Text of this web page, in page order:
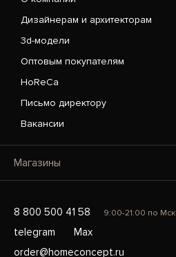
Дизайнерам и архитекторам
3d-модели
Оптовым покупателям
HoReCa
Письмо директору
Вакансии
Магазины
8 800 500 41 58 9:00-21:00 по Мск
telegram
Max
order@homeconcept.ru